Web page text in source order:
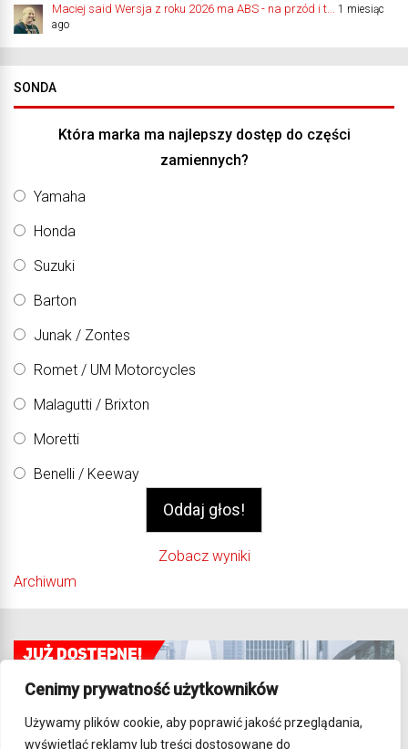
Cenimy prywatność użytkowników
Używamy plików cookie, aby poprawić jakość przeglądania,
wyświetlać reklamy lub treści dostosowane do
Maciej said Wersja z roku 2026 ma ABS - na przód i t...
1 miesiąc
ago
SONDA
Która marka ma najlepszy dostęp do części
zamiennych?
Yamaha
Honda
Suzuki
Barton
Junak / Zontes
Romet / UM Motorcycles
Malagutti / Brixton
Moretti
Benelli / Keeway
Zobacz wyniki
Archiwum